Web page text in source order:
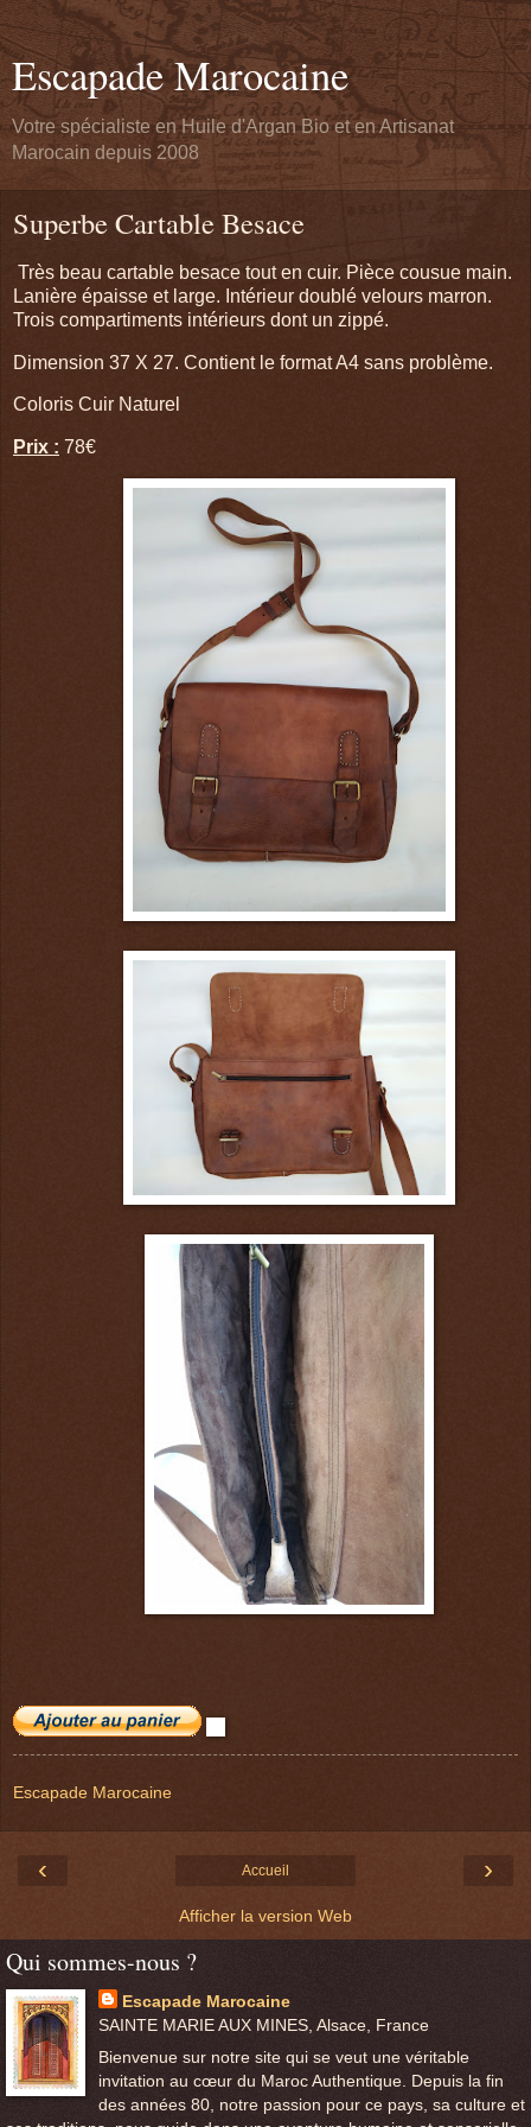
Escapade Marocaine
Votre spécialiste en Huile d'Argan Bio et en Artisanat
Marocain depuis 2008
Superbe Cartable Besace
Très beau cartable besace tout en cuir. Pièce cousue main.
Lanière épaisse et large. Intérieur doublé velours marron.
Trois compartiments intérieurs dont un zippé.
Dimension 37 X 27. Contient le format A4 sans problème.
Coloris Cuir Naturel
Prix : 78€
Escapade Marocaine
‹ ›
Accueil
Afficher la version Web
Qui sommes-nous ?
Escapade Marocaine
SAINTE MARIE AUX MINES, Alsace, France
Bienvenue sur notre site qui se veut une véritable
invitation au cœur du Maroc Authentique. Depuis la fin
des années 80, notre passion pour ce pays, sa culture et